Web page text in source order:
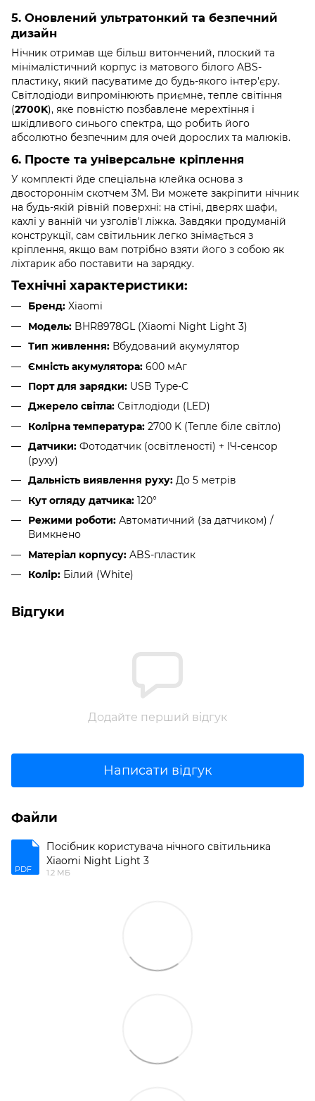
5. Оновлений ультратонкий та безпечний
дизайн
Нічник отримав ще більш витончений, плоский та
мінімалістичний корпус із матового білого ABS-
пластику, який пасуватиме до будь-якого інтер'єру.
Світлодіоди випромінюють приємне, тепле світіння
(2700K), яке повністю позбавлене мерехтіння і
шкідливого синього спектра, що робить його
абсолютно безпечним для очей дорослих та малюків.
6. Просте та універсальне кріплення
У комплекті йде спеціальна клейка основа з
двостороннім скотчем 3M. Ви можете закріпити нічник
на будь-якій рівній поверхні: на стіні, дверях шафи,
кахлі у ванній чи узголів'ї ліжка. Завдяки продуманій
конструкції, сам світильник легко знімається з
кріплення, якщо вам потрібно взяти його з собою як
ліхтарик або поставити на зарядку.
Технічні характеристики:
Бренд: Xiaomi
Модель: BHR8978GL (Xiaomi Night Light 3)
Тип живлення: Вбудований акумулятор
Ємність акумулятора: 600 мАг
Порт для зарядки: USB Type-C
Джерело світла: Світлодіоди (LED)
Колірна температура: 2700 K (Тепле біле світло)
Датчики: Фотодатчик (освітленості) + ІЧ-сенсор
(руху)
Дальність виявлення руху: До 5 метрів
Кут огляду датчика: 120°
Режими роботи: Автоматичний (за датчиком) /
Вимкнено
Матеріал корпусу: ABS-пластик
Колір: Білий (White)
Відгуки
Додайте перший відгук
Написати відгук
Файли
PDF
Посібник користувача нічного світильника
Xiaomi Night Light 3
1.2 МБ